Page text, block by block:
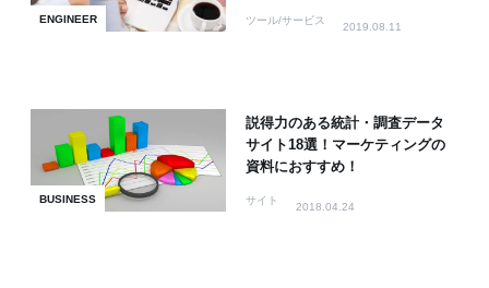
ENGINEER ツール/サービス
2019.08.11
BUSINESS
説得力のある統計・調査データ
サイト18選！マーケティングの
資料におすすめ！
サイト
2018.04.24